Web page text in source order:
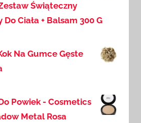
Świąteczny
Ciała + Balsam 300 G
Na Gumce Gęste
Powiek - Cosmetics
Metal Rosa